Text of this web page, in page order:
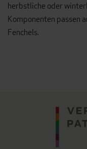
herbstliche oder
Komponenten passen
Fenchels.